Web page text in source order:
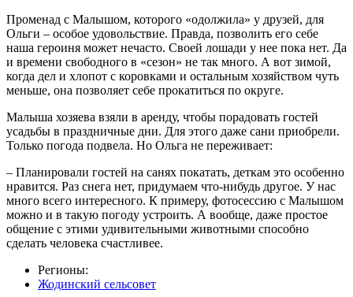
Променад с Малышом, которого «одолжила» у друзей, для
Ольги – особое удовольствие. Правда, позволить его себе
наша героиня может нечасто. Своей лошади у нее пока нет. Да
и времени свободного в «сезон» не так много. А вот зимой,
когда дел и хлопот с коровками и остальным хозяйством чуть
меньше, она позволяет себе прокатиться по округе.
Малыша хозяева взяли в аренду, чтобы порадовать гостей
усадьбы в праздничные дни. Для этого даже сани приобрели.
Только погода подвела. Но Ольга не переживает:
– Планировали гостей на санях покатать, деткам это особенно
нравится. Раз снега нет, придумаем что-нибудь другое. У нас
много всего интересного. К примеру, фотосессию с Малышом
можно и в такую погоду устроить. А вообще, даже простое
общение с этими удивительными животными способно
сделать человека счастливее.
Регионы:
Жодинский сельсовет